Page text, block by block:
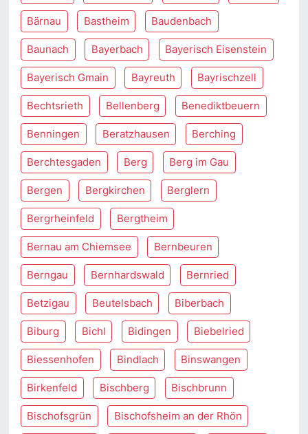
Bärnau Bastheim Baudenbach
Baunach Bayerbach Bayerisch Eisenstein
Bayerisch Gmain Bayreuth Bayrischzell
Bechtsrieth Bellenberg Benediktbeuern
Benningen Beratzhausen Berching
Berchtesgaden Berg Berg im Gau
Bergen Bergkirchen Berglern
Bergrheinfeld Bergtheim
Bernau am Chiemsee Bernbeuren
Berngau Bernhardswald Bernried
Betzigau Beutelsbach Biberbach
Biburg Bichl Bidingen Biebelried
Biessenhofen Bindlach Binswangen
Birkenfeld Bischberg Bischbrunn
Bischofsgrün Bischofsheim an der Rhön